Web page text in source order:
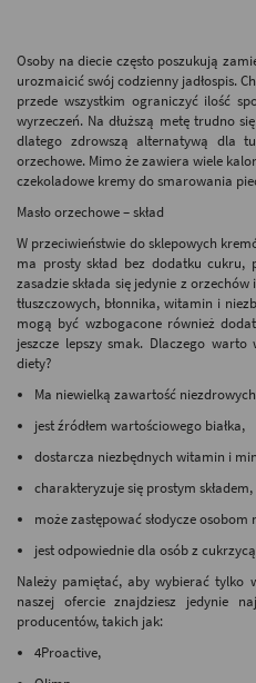
Osoby na diecie często poszukują
urozmaicić swój codzienny jadłospis.
przede wszystkim ograniczyć ilość
wyrzeczeń. Na dłuższą metę trudno
dlatego zdrowszą alternatywą dla
orzechowe. Mimo że zawiera wiele
czekoladowe kremy do smarowania
Masło orzechowe – skład
W przeciwieństwie do sklepowych
ma prostyskład bez dodatku cukru,
zasadzie składa się jedynie z
tłuszczowych, błonnika, witamin i
mogą być wzbogacone również
jeszcze lepszy smak. Dlaczego warto
diety?
Ma niewielką zawartość
jest źródłem wartościowego białka,
dostarcza niezbędnych witamin i
charakteryzuje się prostym składem,
może zastępować słodycze osobom
jest odpowiednie dla osób z
Należy pamiętać, aby wybierać tylko
naszej ofercie znajdziesz jedynie
producentów, takich jak:
4Proactive,